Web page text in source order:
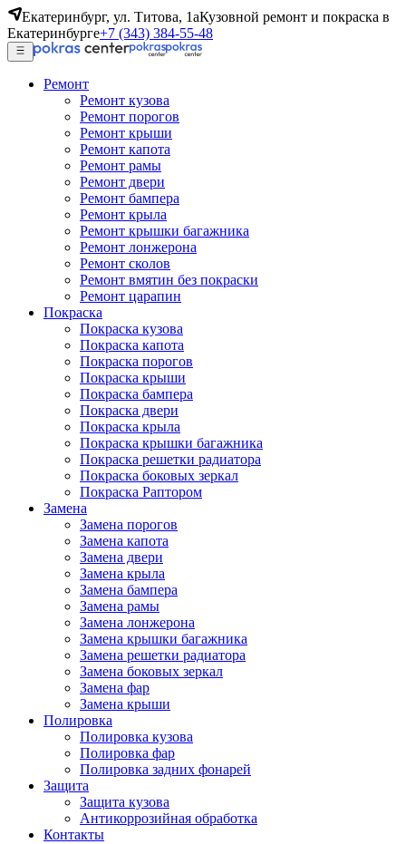
Екатеринбург, ул. Титова, 1аКузовной ремонт и покраска в
Екатеринбурге+7 (343) 384-55-48
Ремонт
Ремонт кузова
Ремонт порогов
Ремонт крыши
Ремонт капота
Ремонт рамы
Ремонт двери
Ремонт бампера
Ремонт крыла
Ремонт крышки багажника
Ремонт лонжерона
Ремонт сколов
Ремонт вмятин без покраски
Ремонт царапин
Покраска
Покраска кузова
Покраска капота
Покраска порогов
Покраска крыши
Покраска бампера
Покраска двери
Покраска крыла
Покраска крышки багажника
Покраска решетки радиатора
Покраска боковых зеркал
Покраска Раптором
Замена
Замена порогов
Замена капота
Замена двери
Замена крыла
Замена бампера
Замена рамы
Замена лонжерона
Замена крышки багажника
Замена решетки радиатора
Замена боковых зеркал
Замена фар
Замена крыши
Полировка
Полировка кузова
Полировка фар
Полировка задних фонарей
Защита
Защита кузова
Антикоррозийная обработка
Контакты